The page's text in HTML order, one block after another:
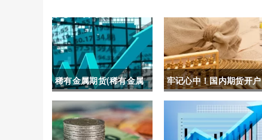
稀有金属期货(稀有金属
期货走势图)
牢记心中！国内期货开户
有风险吗吗(国内期货开
户需要多少钱)